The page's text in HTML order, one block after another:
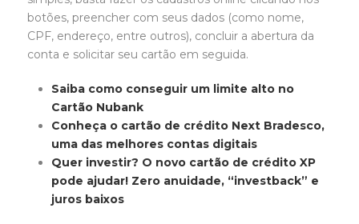
botões, preencher com seus dados (como nome,
CPF, endereço, entre outros), concluir a abertura da
conta e solicitar seu cartão em seguida.
Saiba como conseguir um limite alto no
Cartão Nubank
Conheça o cartão de crédito Next Bradesco,
uma das melhores contas digitais
Quer investir? O novo cartão de crédito XP
pode ajudar! Zero anuidade, “investback” e
juros baixos